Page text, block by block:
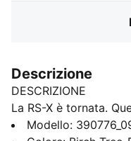
Descrizione
DESCRIZIONE
La RS-X è tornata.
futuristico torna con
Modello: